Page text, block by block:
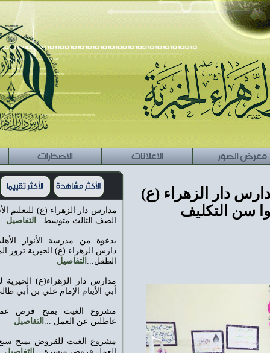
الاعلانات الاصدارات راسلنا
(ع)
مدارس دار الزهراء (ع) للتعليم الأساسي تفتح مرحلة
الصف الثالث متوسط...التفاصيل
بدعوة من مدرسة الأنوار الأهلية للبنات: مدارس
دارس الزهراء (ع) الخيرية تزور المعرض الدائم لكتاب
مدارس دار الزهراء(ع) الخيرية للأيتام تحتفي بميلاد
أبي الأيتام الإمام علي بن أبي طالب (ع)... التفاصيل
مشروع الغيث يمنح فرص عمل لخمسة شباب
عاطلين عن العمل ... التفاصيل
مشروع الغيث للقروض يمنح سبع من العاطلين عن